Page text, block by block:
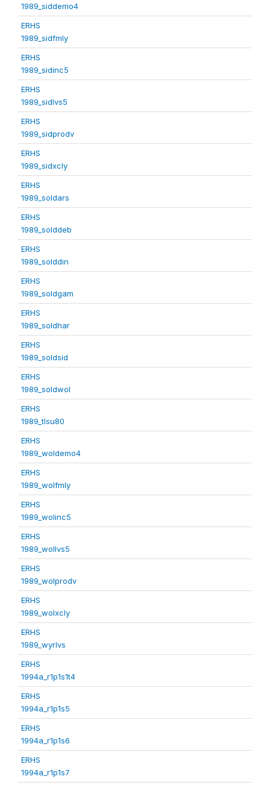
1989_siddemo4
ERHS
1989_sidfmly
ERHS
1989_sidinc5
ERHS
1989_sidlvs5
ERHS
1989_sidprodv
ERHS
1989_sidxcly
ERHS
1989_soldars
ERHS
1989_solddeb
ERHS
1989_solddin
ERHS
1989_soldgam
ERHS
1989_soldhar
ERHS
1989_soldsid
ERHS
1989_soldwol
ERHS
1989_tlsu80
ERHS
1989_woldemo4
ERHS
1989_wolfmly
ERHS
1989_wolinc5
ERHS
1989_wollvs5
ERHS
1989_wolprodv
ERHS
1989_wolxcly
ERHS
1989_wyrlvs
ERHS
1994a_r1p1s1t4
ERHS
1994a_r1p1s5
ERHS
1994a_r1p1s6
ERHS
1994a_r1p1s7